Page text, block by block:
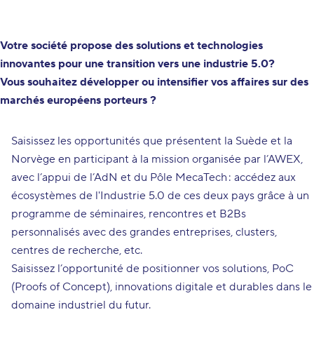
Votre société propose des solutions et technologies
innovantes pour une transition vers une industrie 5.0?
Vous souhaitez développer ou intensifier vos affaires sur des
marchés européens porteurs ?
Saisissez les opportunités que présentent la Suède et la
Norvège en participant à la mission organisée par l’AWEX,
avec l’appui de l’AdN et du Pôle MecaTech : accédez aux
écosystèmes de l'Industrie 5.0 de ces deux pays grâce à un
programme de séminaires, rencontres et B2Bs
personnalisés avec des grandes entreprises, clusters,
centres de recherche, etc.
Saisissez l’opportunité de positionner vos solutions, PoC
(Proofs of Concept), innovations digitale et durables dans le
domaine industriel du futur.